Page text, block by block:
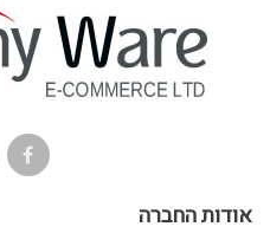
אודות החברה